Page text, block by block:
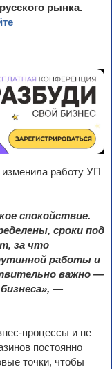
рынка.
работу УП
спокойствие.
сроки под
за что
работы и
важно —
—
процессы и не
постоянно
точки, чтобы